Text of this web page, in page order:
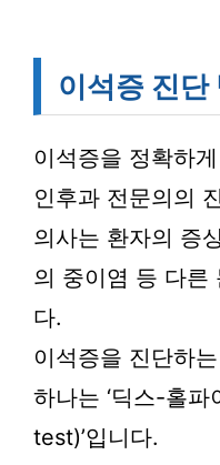
이석증 진단
이석증을 정확하
인후과 전문의의
의사는 환자의 증
의 중이염 등 다른
다.
이석증을 진단하
하나는 ‘딕스-홀
test)’입니다.